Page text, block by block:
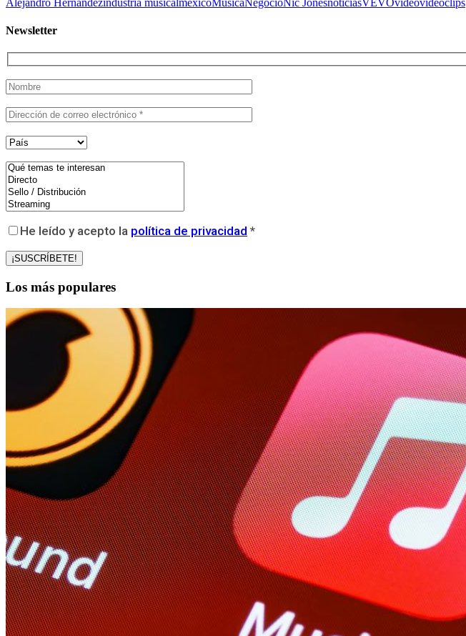
Newsletter
He leído y acepto la política de privacidad *
Los más populares